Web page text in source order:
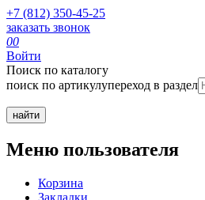
+7 (812) 350-45-25
заказать звонок
00
Войти
Поиск по каталогу
поиск по артикулупереход в раздел
Меню пользователя
Корзина
Закладки